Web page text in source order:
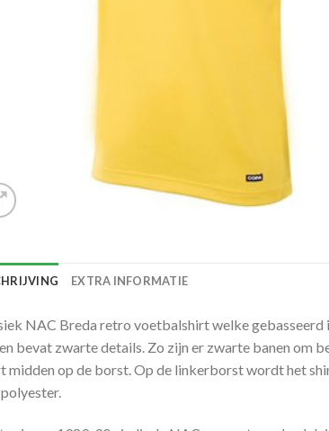
EXTRA INFORMATIE
NAC Breda retro voetbalshirt welke
bevat zwarte details. Zo zijn er zwarte banen om
midden op de borst. Op de linkerborst wordt het